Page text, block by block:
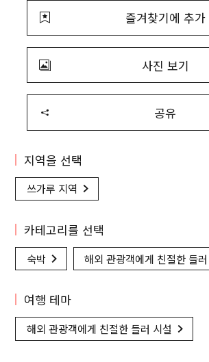
즐겨찾기에 추가
사진 보기
공유
지역을 선택
쓰가루 지역
카테고리를 선택
숙박 해외 관광객에게 친절한 들
여행 테마
해외 관광객에게 친절한 들러 시설